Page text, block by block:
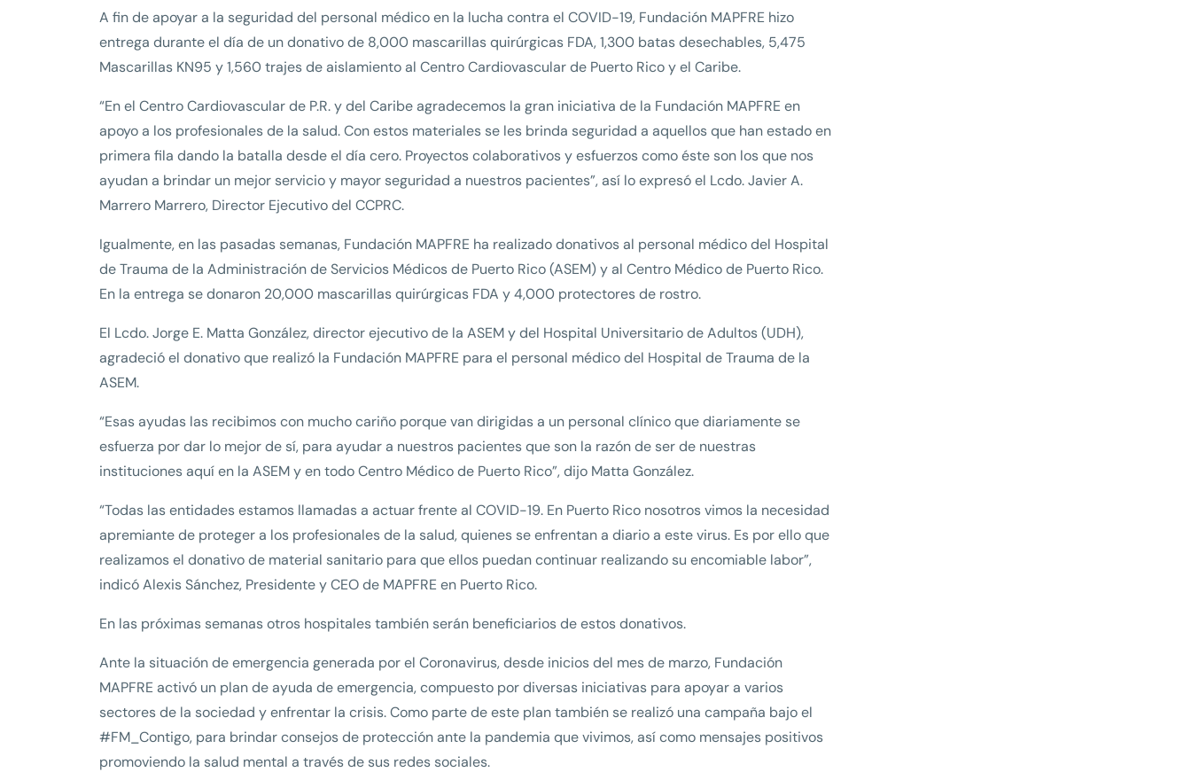
A fin de apoyar a la seguridad del personal médico en la lucha contra el COVID-19, Fundación MAPFRE hizo
entrega durante el día de un donativo de 8,000 mascarillas quirúrgicas FDA, 1,300 batas desechables, 5,475
Mascarillas KN95 y 1,560 trajes de aislamiento al Centro Cardiovascular de Puerto Rico y el Caribe.
“En el Centro Cardiovascular de P.R. y del Caribe agradecemos la gran iniciativa de la Fundación MAPFRE en
apoyo a los profesionales de la salud. Con estos materiales se les brinda seguridad a aquellos que han estado en
primera fila dando la batalla desde el día cero. Proyectos colaborativos y esfuerzos como éste son los que nos
ayudan a brindar un mejor servicio y mayor seguridad a nuestros pacientes”, así lo expresó el Lcdo. Javier A.
Marrero Marrero, Director Ejecutivo del CCPRC.
Igualmente, en las pasadas semanas, Fundación MAPFRE ha realizado donativos al personal médico del Hospital
de Trauma de la Administración de Servicios Médicos de Puerto Rico (ASEM) y al Centro Médico de Puerto Rico.
En la entrega se donaron 20,000 mascarillas quirúrgicas FDA y 4,000 protectores de rostro.
El Lcdo. Jorge E. Matta González, director ejecutivo de la ASEM y del Hospital Universitario de Adultos (UDH),
agradeció el donativo que realizó la Fundación MAPFRE para el personal médico del Hospital de Trauma de la
ASEM.
“Esas ayudas las recibimos con mucho cariño porque van dirigidas a un personal clínico que diariamente se
esfuerza por dar lo mejor de sí, para ayudar a nuestros pacientes que son la razón de ser de nuestras
instituciones aquí en la ASEM y en todo Centro Médico de Puerto Rico”, dijo Matta González.
“Todas las entidades estamos llamadas a actuar frente al COVID-19. En Puerto Rico nosotros vimos la necesidad
apremiante de proteger a los profesionales de la salud, quienes se enfrentan a diario a este virus. Es por ello que
realizamos el donativo de material sanitario para que ellos puedan continuar realizando su encomiable labor”,
indicó Alexis Sánchez, Presidente y CEO de MAPFRE en Puerto Rico.
En las próximas semanas otros hospitales también serán beneficiarios de estos donativos.
Ante la situación de emergencia generada por el Coronavirus, desde inicios del mes de marzo, Fundación
MAPFRE activó un plan de ayuda de emergencia, compuesto por diversas iniciativas para apoyar a varios
sectores de la sociedad y enfrentar la crisis. Como parte de este plan también se realizó una campaña bajo el
#FM_Contigo, para brindar consejos de protección ante la pandemia que vivimos, así como mensajes positivos
promoviendo la salud mental a través de sus redes sociales.